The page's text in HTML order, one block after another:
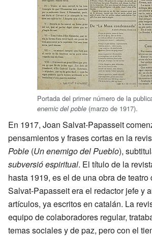
Portada del primer número de la
enemic del poble (marzo de 1917).
En 1917, Joan Salvat-Papasseit
pensamientos y frases cortas en la
Poble (Un enemigo del Pueblo),
subversió espiritual. El título de la
hasta 1919, es el de una obra de teatro
Salvat-Papasseit era el redactor jefe y
artículos, ya escritos en catalán. La
equipo de colaboradores regular,
temas sociales y de paz, pero con el